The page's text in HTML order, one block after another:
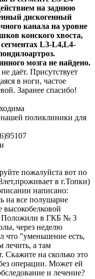
на заднюю
дискогенный
канала на уровне
конского хвоста,
L3-L4,L4-
мозга не найдено.
даёт. Присутствует
в ноги, частое
Заранее спасибо!
нашей поликлиники для
пожалуйста вот по
в г.Топки)
написано:
на все полушарие
высокобелковой
Положили в ГКБ № 3
через неделю
что "уменьшение есть,
лечить, а там
Скажите на сколько это
операции. Может ей
и лечение?